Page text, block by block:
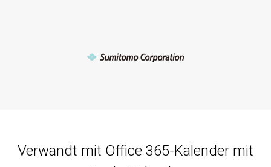
Verwandt mit Office 365-Kalender mit